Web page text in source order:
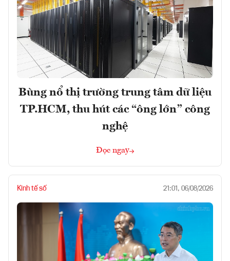
Bùng nổ thị trường trung tâm dữ liệu
TP.HCM, thu hút các “ông lớn” công
nghệ
Đọc ngay
Kinh tế số 21:01, 06/08/2026